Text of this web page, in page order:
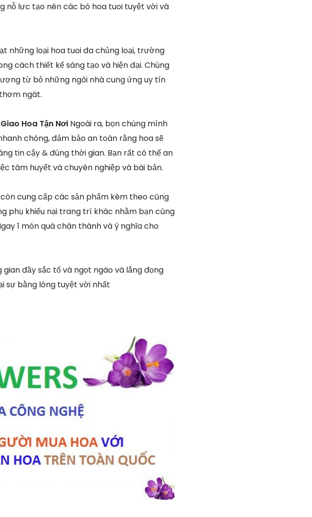
nỗ lực tạo nên các bó hoa tuoi tuyệt vời và
những loại hoa tuoi đa chủng loại, trường
cách thiết kế sáng tạo và hiện đại. Chúng
từ bỏ những ngôi nhà cung ứng uy tín
ngát.
Hoa Tận Nơi Ngoài ra, bọn chúng mình
chóng, đảm bảo an toàn rằng hoa sẽ
tin cậy & đúng thời gian. Bạn rất có thể an
tâm huyết và chuyên nghiệp và bài bản.
cung cấp các sản phẩm kèm theo cũng
phụ khiếu nại trang trí khác nhằm bạn cũng
1 món quà chân thành và ý nghĩa cho
đầy sắc tố và ngọt ngào và lắng đọng
sự bằng lòng tuyệt vời nhất